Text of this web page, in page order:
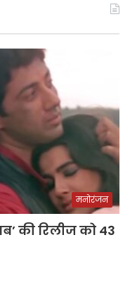
मनोरंजन
की रिलीज को 43